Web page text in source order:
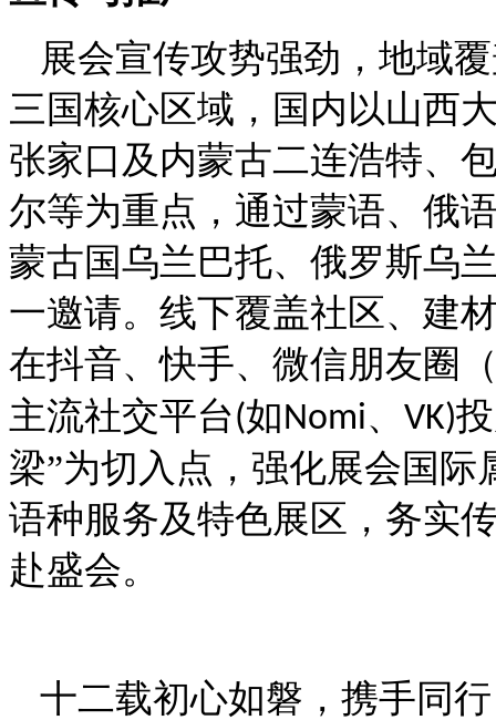
展会宣传攻势强劲，地域
三国核心区域，国内以山西
张家口及内蒙古二连浩特、
尔等为重点，通过蒙语、俄
蒙古国乌兰巴托、俄罗斯乌
一邀请。线下覆盖社区、建
在抖音、快手、微信朋友圈
主流社交平台(如Nomi、 VK)
梁”为切入点，强化展会国
语种服务及特色展区，务实
赴盛会。
十二载初心如磐，携手同